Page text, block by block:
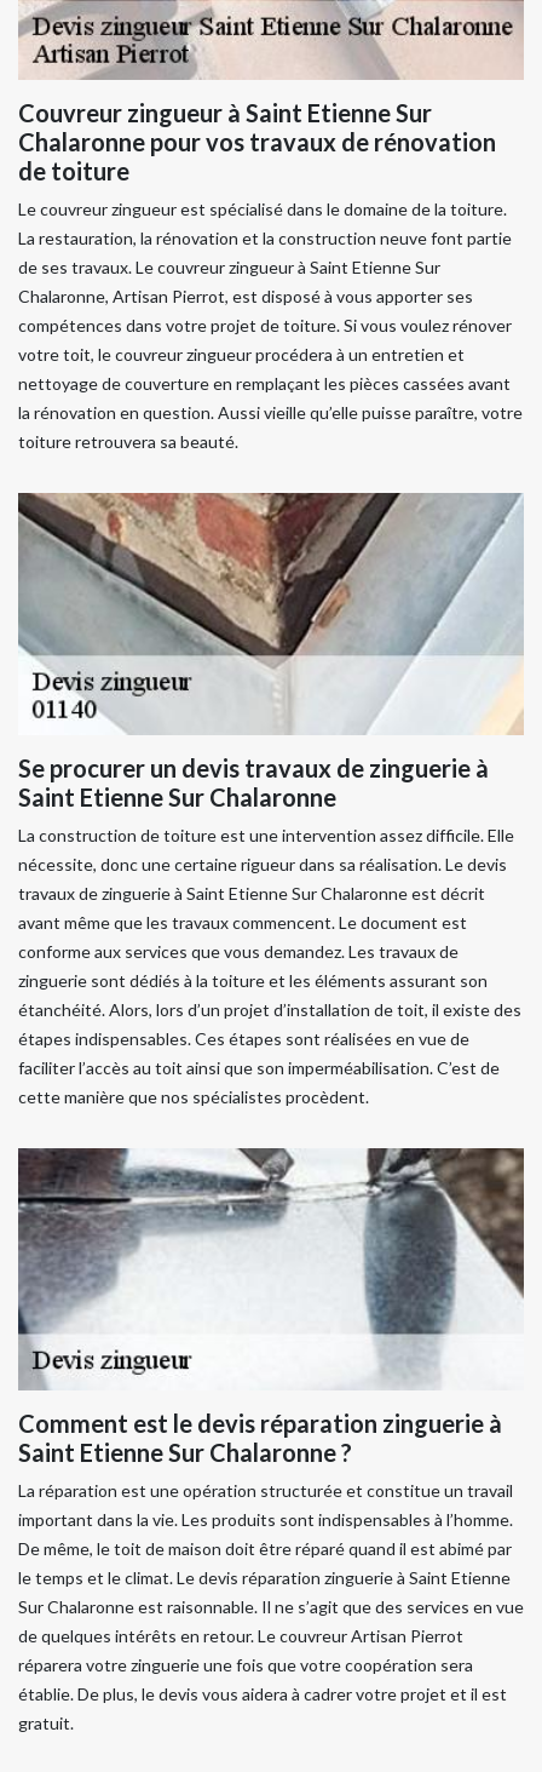
Couvreur zingueur à Saint Etienne Sur
Chalaronne pour vos travaux de rénovation
de toiture
Le couvreur zingueur est spécialisé dans le domaine de la toiture.
La restauration, la rénovation et la construction neuve font partie
de ses travaux. Le couvreur zingueur à Saint Etienne Sur
Chalaronne, Artisan Pierrot, est disposé à vous apporter ses
compétences dans votre projet de toiture. Si vous voulez rénover
votre toit, le couvreur zingueur procédera à un entretien et
nettoyage de couverture en remplaçant les pièces cassées avant
la rénovation en question. Aussi vieille qu’elle puisse paraître, votre
toiture retrouvera sa beauté.
Se procurer un devis travaux de zinguerie à
Saint Etienne Sur Chalaronne
La construction de toiture est une intervention assez difficile. Elle
nécessite, donc une certaine rigueur dans sa réalisation. Le devis
travaux de zinguerie à Saint Etienne Sur Chalaronne est décrit
avant même que les travaux commencent. Le document est
conforme aux services que vous demandez. Les travaux de
zinguerie sont dédiés à la toiture et les éléments assurant son
étanchéité. Alors, lors d’un projet d’installation de toit, il existe des
étapes indispensables. Ces étapes sont réalisées en vue de
faciliter l’accès au toit ainsi que son imperméabilisation. C’est de
cette manière que nos spécialistes procèdent.
Comment est le devis réparation zinguerie à
Saint Etienne Sur Chalaronne ?
La réparation est une opération structurée et constitue un travail
important dans la vie. Les produits sont indispensables à l’homme.
De même, le toit de maison doit être réparé quand il est abimé par
le temps et le climat. Le devis réparation zinguerie à Saint Etienne
Sur Chalaronne est raisonnable. Il ne s’agit que des services en vue
de quelques intérêts en retour. Le couvreur Artisan Pierrot
réparera votre zinguerie une fois que votre coopération sera
établie. De plus, le devis vous aidera à cadrer votre projet et il est
gratuit.